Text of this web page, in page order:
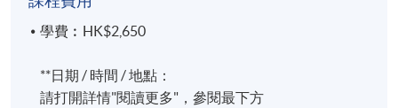
開課日期
2026年7月7日 (星期二)
學費︰HK$2,650
**日期 / 時間 / 地點：
請打開詳情"閱讀更多"，參閱最下方